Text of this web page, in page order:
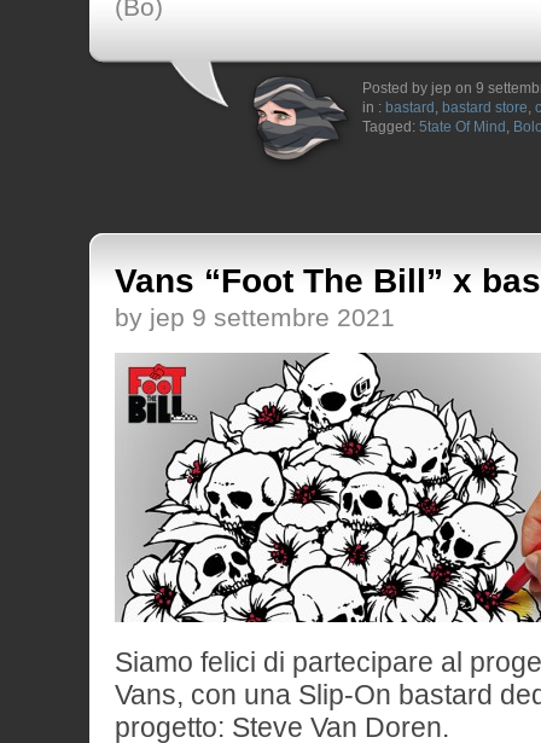
(Bo)
Posted by jep on 9
in : bastard , bastard store,
Tagged: 5tate Of Mind ,
Vans “Foot The Bill” x
by jep 9 settembre 2021
Siamo felici di partecipare al
Vans, con una Slip-On bastard
progetto: Steve Van Doren.